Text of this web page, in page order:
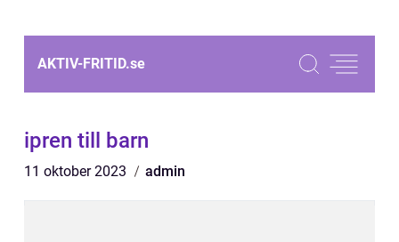
AKTIV-FRITID.se
ipren till barn
11 oktober 2023 admin